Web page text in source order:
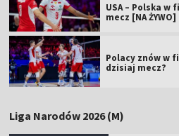
USA – Polska w
mecz [NA ŻYWO]
Polacy znów w
dzisiaj mecz?
Liga Narodów 2026 (M)